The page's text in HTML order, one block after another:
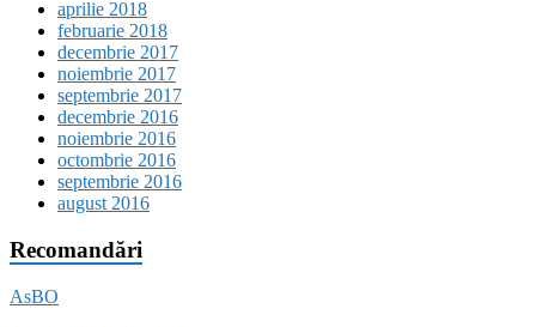
aprilie 2018
februarie 2018
decembrie 2017
noiembrie 2017
septembrie 2017
decembrie 2016
noiembrie 2016
octombrie 2016
septembrie 2016
august 2016
Recomandări
AsBO